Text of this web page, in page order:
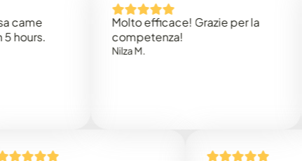
Molto efficace! Grazie per la
competenza!